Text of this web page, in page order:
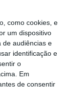
como cookies, e
um dispositivo
de audiências e
identificação e
o
Em
de consentir